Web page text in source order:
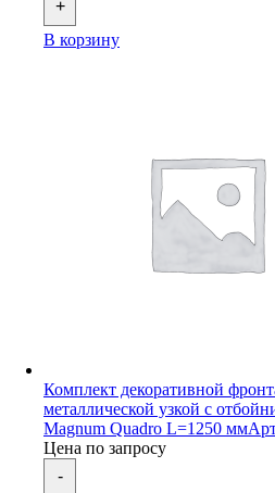
+
В корзину
Комплект декоративной
металлической узкой с
Magnum Quadro L=1250 мм
Цена по запросу
-